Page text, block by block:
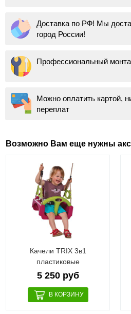
Доставка по РФ! Мы
город России!
Профессиональный
Можно оплатить картой,
переплат
Возможно Вам еще нужны
Качели TRIX 3в1
пластиковые
5 250 руб